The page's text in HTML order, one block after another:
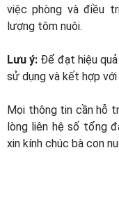
việc phòng và điều
lượng tôm nuôi.
Lưu ý: Để đạt hiệu
sử dụng và kết hợp với
Mọi thông tin cần hỗ
lòng liên hệ số tổng
xin kính chúc bà con